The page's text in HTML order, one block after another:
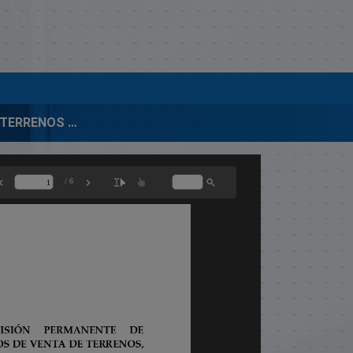
INFORME DE TERRENOS GRANDES EXTENSIONES-APROBADOS EN REUNION DEL 18-FEBRERO-2009